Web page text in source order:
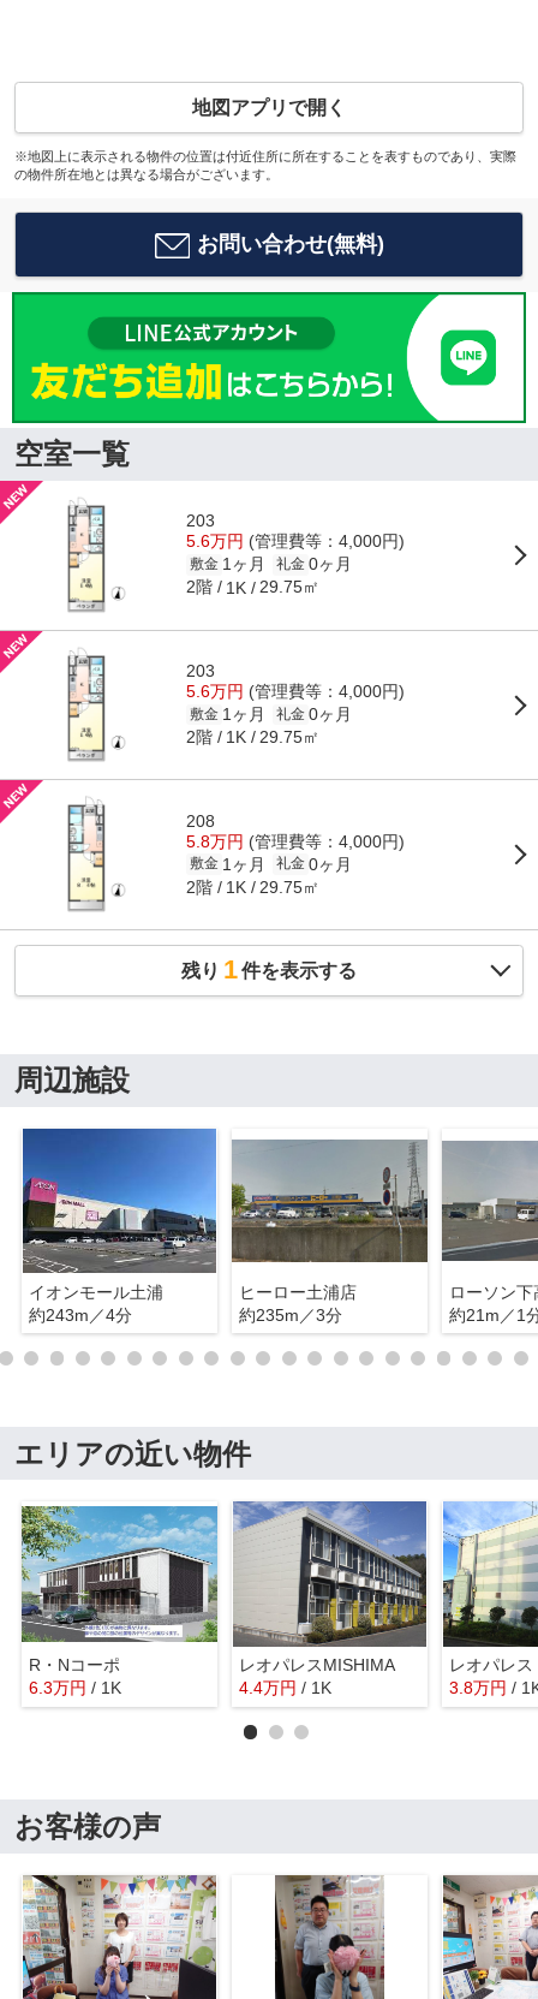
地図アプリで開く
※地図上に表示される物件の位置は付近住所に所在することを表すものであり、実際
の物件所在地とは異なる場合がございます。
お問い合わせ(無料)
空室一覧
203
5.6万円 (管理費等：4,000円)
敷金 1ヶ月 礼金 0ヶ月
2階 1K 29.75㎡
203
5.6万円 (管理費等：4,000円)
敷金 1ヶ月 礼金 0ヶ月
2階 1K 29.75㎡
208
5.8万円 (管理費等：4,000円)
敷金 1ヶ月 礼金 0ヶ月
2階 1K 29.75㎡
残り 1件を表示する
周辺施設
イオンモール土浦
約243m／4分
ヒーロー土浦店
約235m／3分
ローソン下
約21m／1
エリアの近い物件
R・Nコーポ
6.3万円 / 1K
レオパレスMISHIMA
4.4万円 / 1K
レオパレ
3.8万円 /
お客様の声